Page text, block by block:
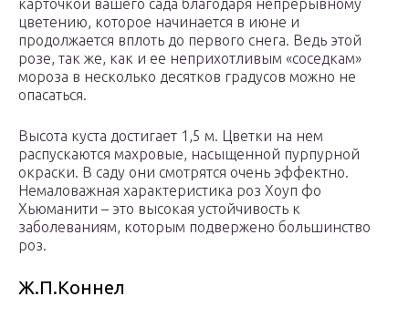
карточкой вашего сада благодаря непрерывному
цветению, которое начинается в июне и
продолжается вплоть до первого снега. Ведь этой
розе, так же, как и ее неприхотливым «соседкам»
мороза в несколько десятков градусов можно не
опасаться.
Высота куста достигает 1,5 м. Цветки на нем
распускаются махровые, насыщенной пурпурной
окраски. В саду они смотрятся очень эффектно.
Немаловажная характеристика роз Хоуп фо
Хьюманити – это высокая устойчивость к
заболеваниям, которым подвержено большинство
роз.
Ж.П.Коннел